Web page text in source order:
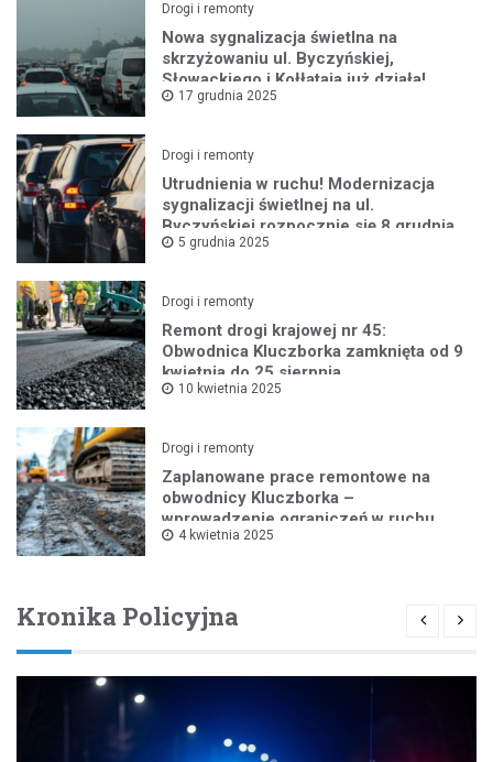
Drogi i remonty
Nowa sygnalizacja świetlna na
skrzyżowaniu ul. Byczyńskiej,
Słowackiego i Kołłątaja już działa!
17 grudnia 2025
Drogi i remonty
Utrudnienia w ruchu! Modernizacja
sygnalizacji świetlnej na ul.
Byczyńskiej rozpocznie się 8 grudnia
5 grudnia 2025
Drogi i remonty
Remont drogi krajowej nr 45:
Obwodnica Kluczborka zamknięta od 9
kwietnia do 25 sierpnia
10 kwietnia 2025
Drogi i remonty
Zaplanowane prace remontowe na
obwodnicy Kluczborka –
wprowadzenie ograniczeń w ruchu
drogowym
4 kwietnia 2025
Kronika Policyjna